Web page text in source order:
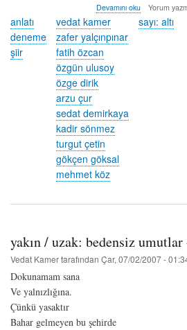
zaman
hakkında
Devamını oku Yorum
anlatı
deneme
şiir
vedat kamer
zafer yalçınpınar
fatih özcan
özgün ulusoy
özge dirik
arzu çur
sedat demirkaya
kadir sönmez
turgut çetin
gökçen göksal
mehmet köz
sayı: altı
yakın / uzak: bedensiz
Vedat Kamertarafından Çar, 07/02/2007 -
Dokunamam sana
Ve yalnızlığına.
Çünkü yasaktır
Bahar gelmeyen bu şehirde